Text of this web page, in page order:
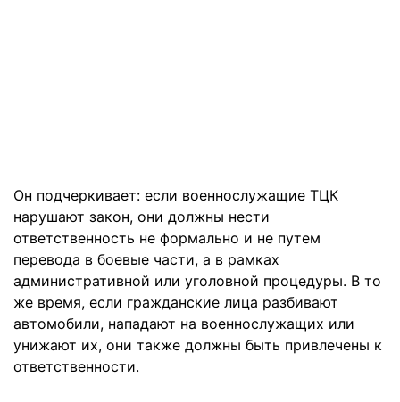
Он подчеркивает: если военнослужащие ТЦК
нарушают закон, они должны нести
ответственность не формально и не путем
перевода в боевые части, а в рамках
административной или уголовной процедуры. В то
же время, если гражданские лица разбивают
автомобили, нападают на военнослужащих или
унижают их, они также должны быть привлечены к
ответственности.